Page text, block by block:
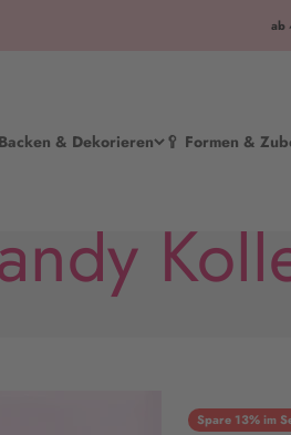
ab
& Dekorieren 🥄 Formen &
Spare 13% im